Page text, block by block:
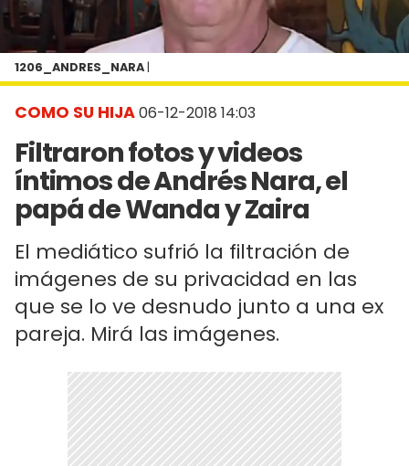
COMO SU HIJA06-12-2018 14:03
Filtraron fotos y videos
íntimos de Andrés Nara, el
papá de Wanda y Zaira
El mediático sufrió la filtración de
imágenes de su privacidad en las
que se lo ve desnudo junto a una ex
pareja. Mirá las imágenes.
1206_ANDRES_NARA |